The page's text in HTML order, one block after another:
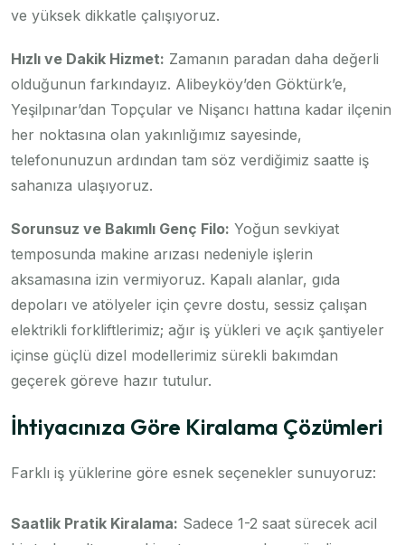
ve yüksek dikkatle çalışıyoruz.
Hızlı ve Dakik Hizmet: Zamanın paradan daha değerli
olduğunun farkındayız. Alibeyköy’den Göktürk’e,
Yeşilpınar’dan Topçular ve Nişancı hattına kadar ilçenin
her noktasına olan yakınlığımız sayesinde,
telefonunuzun ardından tam söz verdiğimiz saatte iş
sahanıza ulaşıyoruz.
Sorunsuz ve Bakımlı Genç Filo: Yoğun sevkiyat
temposunda makine arızası nedeniyle işlerin
aksamasına izin vermiyoruz. Kapalı alanlar, gıda
depoları ve atölyeler için çevre dostu, sessiz çalışan
elektrikli forkliftlerimiz; ağır iş yükleri ve açık şantiyeler
içinse güçlü dizel modellerimiz sürekli bakımdan
geçerek göreve hazır tutulur.
İhtiyacınıza Göre Kiralama Çözümleri
Farklı iş yüklerine göre esnek seçenekler sunuyoruz:
Saatlik Pratik Kiralama: Sadece 1-2 saat sürecek acil